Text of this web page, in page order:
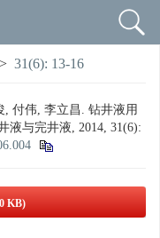
> 31(6): 13-16
付伟, 李立昌. 钻井液用
液与完井液, 2014, 31(6):
KB)